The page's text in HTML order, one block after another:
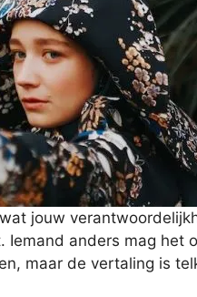
jouw
anders mag het
maar de vertaling is